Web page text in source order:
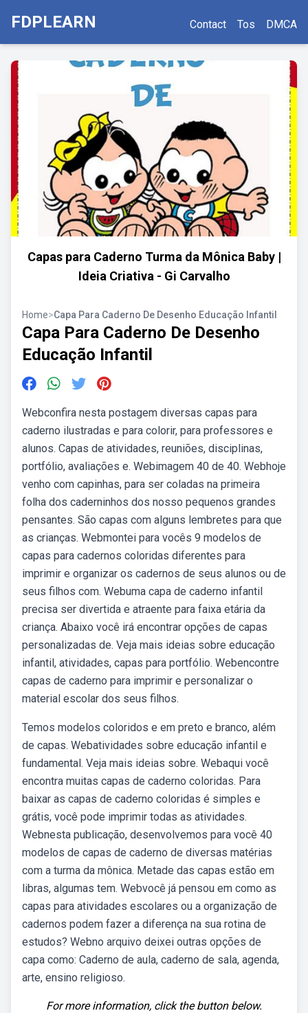
FDPLEARN Contact Tos DMCA
Capas para Caderno Turma da Mônica Baby |
Ideia Criativa - Gi Carvalho
Home>Capa Para Caderno De Desenho Educação Infantil
Capa Para Caderno De Desenho
Educação Infantil
Webconfira nesta postagem diversas capas para
caderno ilustradas e para colorir, para professores e
alunos. Capas de atividades, reuniões, disciplinas,
portfólio, avaliações e. Webimagem 40 de 40. Webhoje
venho com capinhas, para ser coladas na primeira
folha dos caderninhos dos nosso pequenos grandes
pensantes. São capas com alguns lembretes para que
as crianças. Webmontei para vocês 9 modelos de
capas para cadernos coloridas diferentes para
imprimir e organizar os cadernos de seus alunos ou de
seus filhos com. Webuma capa de caderno infantil
precisa ser divertida e atraente para faixa etária da
criança. Abaixo você irá encontrar opções de capas
personalizadas de. Veja mais ideias sobre educação
infantil, atividades, capas para portfólio. Webencontre
capas de caderno para imprimir e personalizar o
material escolar dos seus filhos.
Temos modelos coloridos e em preto e branco, além
de capas. Webatividades sobre educação infantil e
fundamental. Veja mais ideias sobre. Webaqui você
encontra muitas capas de caderno coloridas. Para
baixar as capas de caderno coloridas é simples e
grátis, você pode imprimir todas as atividades.
Webnesta publicação, desenvolvemos para você 40
modelos de capas de caderno de diversas matérias
com a turma da mônica. Metade das capas estão em
libras, algumas tem. Webvocê já pensou em como as
capas para atividades escolares ou a organização de
cadernos podem fazer a diferença na sua rotina de
estudos? Webno arquivo deixei outras opções de
capa como: Caderno de aula, caderno de sala, agenda,
arte, ensino religioso.
For more information, click the button below.